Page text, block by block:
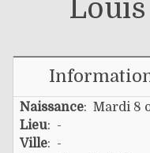
Naissance: Mardi 8
Lieu: -
Ville: -